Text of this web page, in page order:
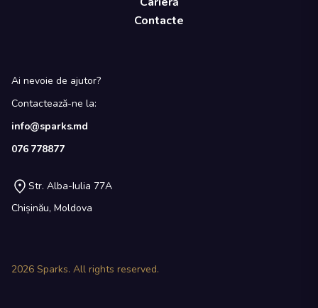
Contacte
Ai nevoie de ajutor?
Contactează-ne la:
info@sparks.md
076 778877
Str. Alba-Iulia 77A
Chișinău, Moldova
2026 Sparks. All rights reserved.